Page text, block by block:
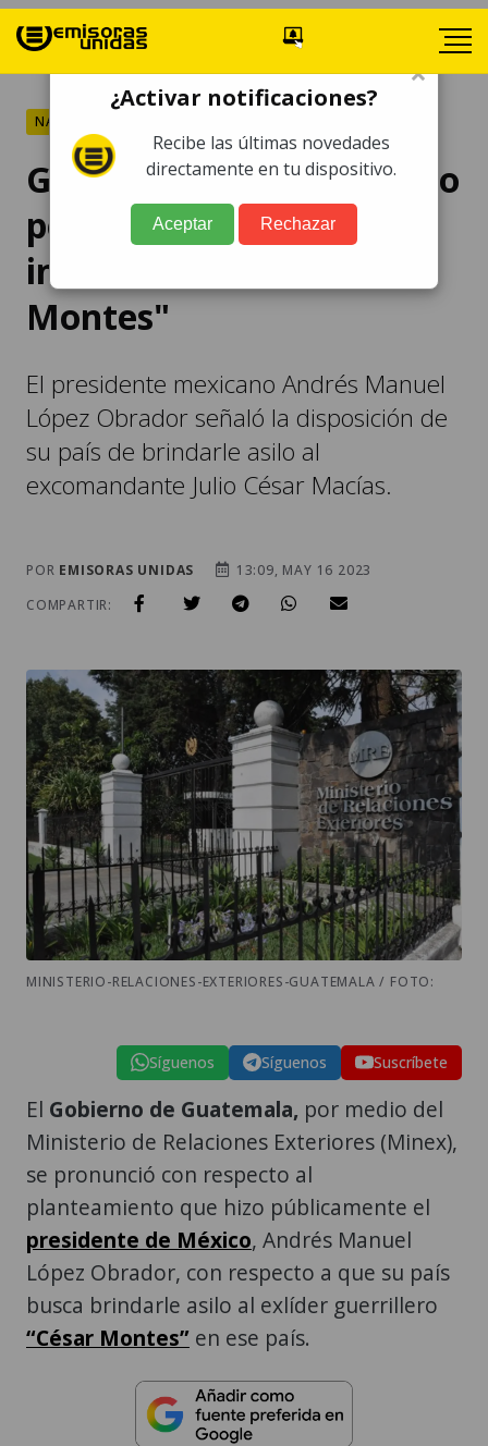
NACIONALES
Guatemala no ha recibido
petición de AMLO para
indultar a "César
Montes"
El presidente mexicano Andrés Manuel
López Obrador señaló la disposición de
su país de brindarle asilo al
excomandante Julio César Macías.
POR EMISORAS UNIDAS
13:09, MAY 16 2023
COMPARTIR:
MINISTERIO-RELACIONES-EXTERIORES-GUATEMALA / FOTO:
Síguenos Síguenos Suscríbete
El Gobierno de Guatemala, por medio del
Ministerio de Relaciones Exteriores (Minex),
se pronunció con respecto al
planteamiento que hizo públicamente el
presidente de México, Andrés Manuel
López Obrador, con respecto a que su país
busca brindarle asilo al exlíder guerrillero
“César Montes” en ese país.
×
¿Activar notificaciones?
Recibe las últimas novedades
directamente en tu dispositivo.
Aceptar Rechazar